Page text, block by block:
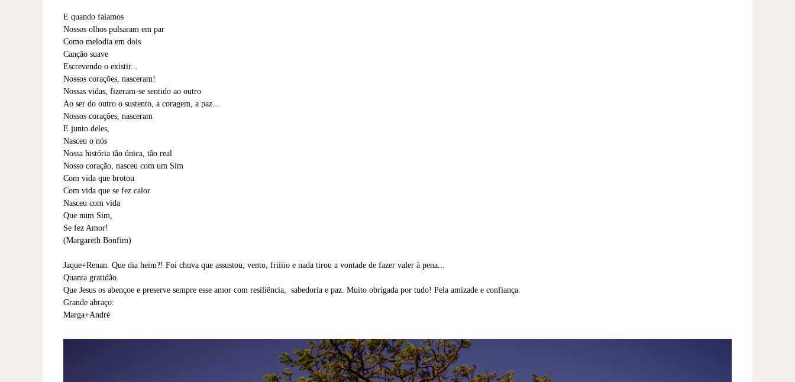
E quando falamos
Nossos olhos pulsaram em par
Como melodia em dois
Canção suave
Escrevendo o existir...
Nossos corações, nasceram!
Nossas vidas, fizeram-se sentido ao outro
Ao ser do outro o sustento, a coragem, a paz...
Nossos corações, nasceram
E junto deles,
Nasceu o nós
Nossa história tão única, tão real
Nosso coração, nasceu com um Sim
Com vida que brotou
Com vida que se fez calor
Nasceu com vida
Que num Sim,
Se fez Amor!
(Margareth Bonfim)
Jaque+Renan. Que dia heim?! Foi chuva que assustou, vento, friiiio e nada tirou a vontade de fazer valer à pena...
Quanta gratidão.
Que Jesus os abençoe e preserve sempre esse amor com resiliência, sabedoria e paz. Muito obrigada por tudo! Pela amizade e confiança.
Grande abraço:
Marga+André